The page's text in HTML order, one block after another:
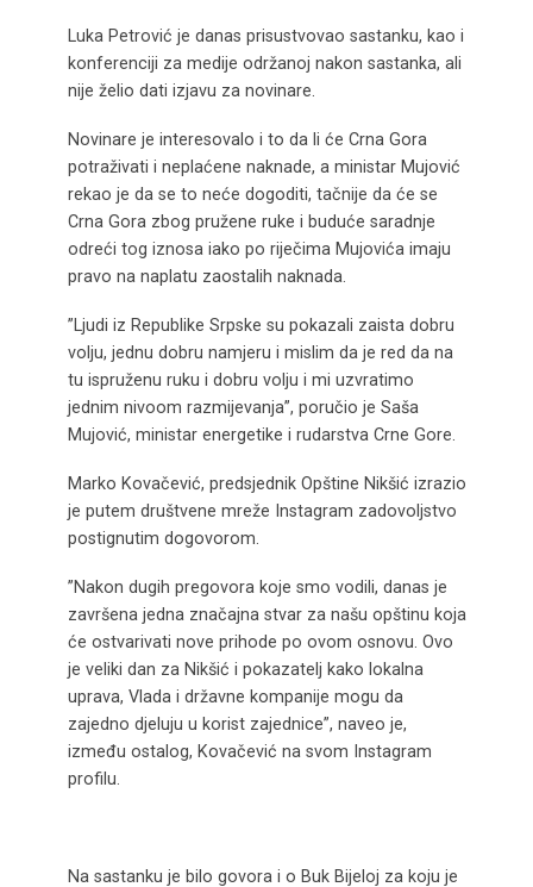
Luka Petrović je danas prisustvovao sastanku, kao i
konferenciji za medije održanoj nakon sastanka, ali
nije želio dati izjavu za novinare.
Novinare je interesovalo i to da li će Crna Gora
potraživati i neplaćene naknade, a ministar Mujović
rekao je da se to neće dogoditi, tačnije da će se
Crna Gora zbog pružene ruke i buduće saradnje
odreći tog iznosa iako po riječima Mujovića imaju
pravo na naplatu zaostalih naknada.
”Ljudi iz Republike Srpske su pokazali zaista dobru
volju, jednu dobru namjeru i mislim da je red da na
tu ispruženu ruku i dobru volju i mi uzvratimo
jednim nivoom razmijevanja”, poručio je Saša
Mujović, ministar energetike i rudarstva Crne Gore.
Marko Kovačević, predsjednik Opštine Nikšić izrazio
je putem društvene mreže Instagram zadovoljstvo
postignutim dogovorom.
”Nakon dugih pregovora koje smo vodili, danas je
završena jedna značajna stvar za našu opštinu koja
će ostvarivati nove prihode po ovom osnovu. Ovo
je veliki dan za Nikšić i pokazatelj kako lokalna
uprava, Vlada i državne kompanije mogu da
zajedno djeluju u korist zajednice”, naveo je,
između ostalog, Kovačević na svom Instagram
profilu.
Na sastanku je bilo govora i o Buk Bijeloj za koju je